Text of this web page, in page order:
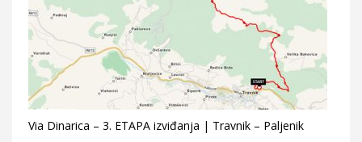
Via Dinarica – 3. ETAPA izviđanja | Travnik – Paljenik